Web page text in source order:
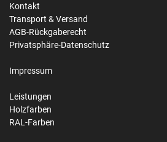
Kontakt
Transport & Versand
AGB-Rückgaberecht
Privatsphäre-Datenschutz
Impressum
Leistungen
Holzfarben
RAL-Farben